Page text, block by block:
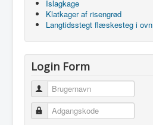
Islagkage
Klatkager af risengrød
Langtidsstegt flæskesteg i ovn
Login Form
Brugernavn
Adgangskode